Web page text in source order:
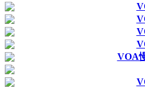
VOA